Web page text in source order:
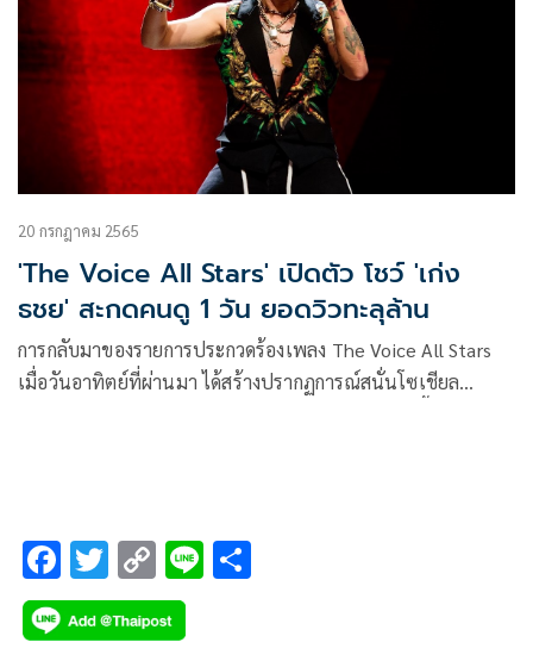
20 กรกฎาคม 2565
'The Voice All Stars' เปิดตัว โชว์ 'เก่ง
ธชย' สะกดคนดู 1 วัน ยอดวิวทะลุล้าน
การกลับมาของรายการประกวดร้องเพลง The Voice All Stars
เมื่อวันอาทิตย์ที่ผ่านมา ได้สร้างปรากฏการณ์สนั่นโซเชียล
Trending อันดับ 2 ของไทย ยอดทะลุผ่าน 1 ล้านวิวและกำลัง
ทยอยเพิ่มขึ้นเรื่อย ๆ และยอดการรับชมคลิปบน TikTok กว่า 2
ล้านครั้ง
F
ac
e
T
wi
tt
C
o
p
Li